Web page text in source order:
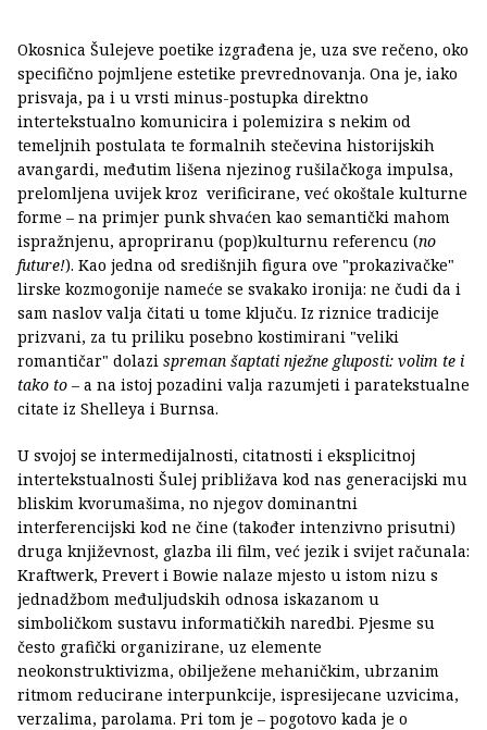
Okosnica Šulejeve poetike izgrađena je, uza sve rečeno, oko
specifično pojmljene estetike prevrednovanja. Ona je, iako
prisvaja, pa i u vrsti minus-postupka direktno
intertekstualno komunicira i polemizira s nekim od
temeljnih postulata te formalnih stečevina historijskih
avangardi, međutim lišena njezinog rušilačkoga impulsa,
prelomljena uvijek kroz verificirane, već okoštale kulturne
forme – na primjer punk shvaćen kao semantički mahom
ispražnjenu, apropriranu (pop)kulturnu referencu (no
future!). Kao jedna od središnjih figura ove "prokazivačke"
lirske kozmogonije nameće se svakako ironija: ne čudi da i
sam naslov valja čitati u tome ključu. Iz riznice tradicije
prizvani, za tu priliku posebno kostimirani "veliki
romantičar" dolazi spreman šaptati nježne gluposti: volim te i
tako to – a na istoj pozadini valja razumjeti i paratekstualne
citate iz Shelleya i Burnsa.
U svojoj se intermedijalnosti, citatnosti i eksplicitnoj
intertekstualnosti Šulej približava kod nas generacijski mu
bliskim kvorumašima, no njegov dominantni
interferencijski kod ne čine (također intenzivno prisutni)
druga književnost, glazba ili film, već jezik i svijet računala:
Kraftwerk, Prevert i Bowie nalaze mjesto u istom nizu s
jednadžbom međuljudskih odnosa iskazanom u
simboličkom sustavu informatičkih naredbi. Pjesme su
često grafički organizirane, uz elemente
neokonstruktivizma, obilježene mehaničkim, ubrzanim
ritmom reducirane interpunkcije, ispresijecane uzvicima,
verzalima, parolama. Pri tom je – pogotovo kada je o